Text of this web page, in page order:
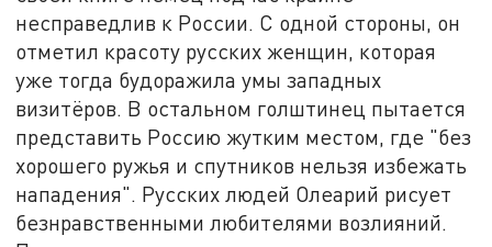
несправедлив к России. С одной стороны, он
отметил красоту русских женщин, которая
уже тогда будоражила умы западных
визитёров. В остальном голштинец пытается
представить Россию жутким местом, где "без
хорошего ружья и спутников нельзя избежать
нападения". Русских людей Олеарий рисует
безнравственными любителями возлияний.